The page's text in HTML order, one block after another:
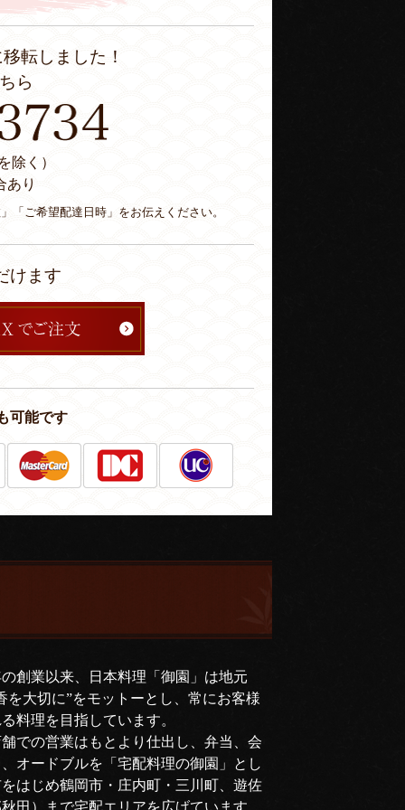
転しました！
ら
除く）
あり
「ご希望配達日時」をお伝えください。
けます
可能です
創業以来、日本料理「御園」は地元
を大切に”をモットーとし、常にお客様
料理を目指しています。
での営業はもとより仕出し、弁当、会
オードブルを「宅配料理の御園」とし
はじめ鶴岡市・庄内町・三川町、遊佐
田）まで宅配エリアを広げています。